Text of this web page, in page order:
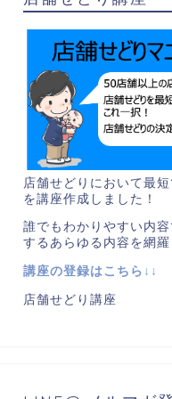
店舗せどりにおいて最
を講座作成しました！
誰でもわかりやすい内
するあらゆる内容を網羅
講座の登録はこちら↓↓
店舗せどり講座